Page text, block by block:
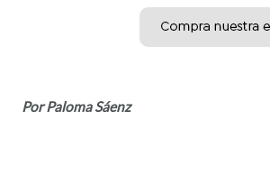
Por Paloma Sáenz